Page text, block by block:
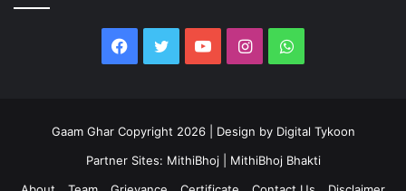
Facebook
TwitterYouTubeInstagramWhatsApp
Gaam Ghar Copyright 2026 | Design by Digital Tykoon
Partner Sites: MithiBhoj
MithiBhoj Bhakti